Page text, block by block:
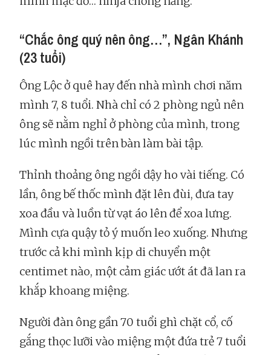
“Chắc ông quý nên ông…”, Ngân Khánh
(23 tuổi)
Ông Lộc ở quê hay đến nhà mình chơi năm
mình 7, 8 tuổi. Nhà chỉ có 2 phòng ngủ nên
ông sẽ nằm nghỉ ở phòng của mình, trong
lúc mình ngồi trên bàn làm bài tập.
Thỉnh thoảng ông ngồi dậy ho vài tiếng. Có
lần, ông bế thốc mình đặt lên đùi, đưa tay
xoa đầu và luồn từ vạt áo lên để xoa lưng.
Mình cựa quậy tỏ ý muốn leo xuống. Nhưng
trước cả khi mình kịp di chuyển một
centimet nào, một cảm giác ướt át đã lan ra
khắp khoang miệng.
Người đàn ông gần 70 tuổi ghì chặt cổ, cố
gắng thọc lưỡi vào miệng một đứa trẻ 7 tuổi